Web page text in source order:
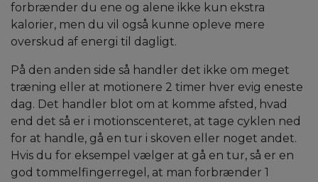
forbrænder du ene og alene ikke kun ekstra
kalorier, men du vil også kunne opleve mere
overskud af energi til dagligt.
På den anden side så handler det ikke om meget
træning eller at motionere 2 timer hver evig eneste
dag. Det handler blot om at komme afsted, hvad
end det så er i motionscenteret, at tage cyklen ned
for at handle, gå en tur i skoven eller noget andet.
Hvis du for eksempel vælger at gå en tur, så er en
god tommelfingerregel, at man forbrænder 1